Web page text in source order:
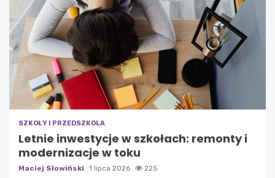
SZKOŁY I PRZEDSZKOLA
Letnie inwestycje w szkołach: remonty i
modernizacje w toku
Maciej Słowiński 1 lipca 2026 225